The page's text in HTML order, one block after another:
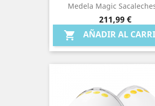
Medela Magic
Precio
211,99 €
 AÑADIR AL